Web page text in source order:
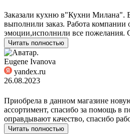
Заказали кухню в"Кухни Милана".
выполнили заказ. Работа компании
эмоции,исполнили все пожелания.
Читать полностью
Eugene Ivanova
yandex.ru
26.08.2023
Приобрела в данном магазине
ассортимент, спасибо за помощь в
оправдывают качество, спасибо
Читать полностью